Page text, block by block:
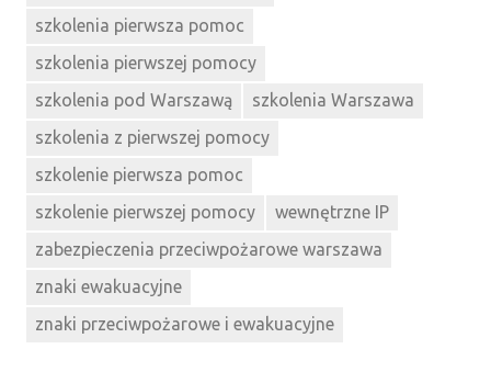
szkolenia pierwsza pomoc
szkolenia pierwszej pomocy
szkolenia pod Warszawą
szkolenia Warszawa
szkolenia z pierwszej pomocy
szkolenie pierwsza pomoc
szkolenie pierwszej pomocy
wewnętrzne IP
zabezpieczenia przeciwpożarowe warszawa
znaki ewakuacyjne
znaki przeciwpożarowe i ewakuacyjne